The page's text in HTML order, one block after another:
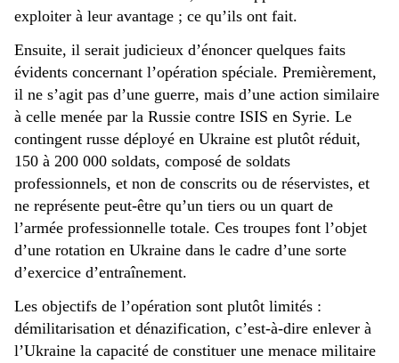
exploiter à leur avantage ; ce qu’ils ont fait.
Ensuite, il serait judicieux d’énoncer quelques faits
évidents concernant l’opération spéciale. Premièrement,
il ne s’agit pas d’une guerre, mais d’une action similaire
à celle menée par la Russie contre ISIS en Syrie. Le
contingent russe déployé en Ukraine est plutôt réduit,
150 à 200 000 soldats, composé de soldats
professionnels, et non de conscrits ou de réservistes, et
ne représente peut-être qu’un tiers ou un quart de
l’armée professionnelle totale. Ces troupes font l’objet
d’une rotation en Ukraine dans le cadre d’une sorte
d’exercice d’entraînement.
Les objectifs de l’opération sont plutôt limités :
démilitarisation et dénazification, c’est-à-dire enlever à
l’Ukraine la capacité de constituer une menace militaire